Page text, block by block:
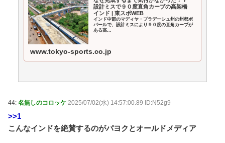
結婚 / 5chまとめMAP(総合) NEW! (8/8 04:15)
佐藤二朗、妻とのハグを報告「文〇砲より遥かに威力
は弱いが、僕のノロケ砲をお見舞いする」 / 5chまとめ
MAP(総合) NEW! (8/8 03:43)
【悲報】親「うちの子にはゲームは買い与えません。
本だけで十分」→結果 / おまとめアンテナ
ターーーーーー！ / おまとめアンテナ
(8/7 22:39)
テナ (8/7 20:12)
設計ミスで９０度直角カーブの高架橋
インド | 東スポWEB
インド中部のマディヤ・プラデーシュ州の州都ボ
パールで、設計ミスにより９０度の直角カーブが
ある高...
www.tokyo-sports.co.jp
44: 名無しのコロッケ 2025/07/02(水) 14:57:00.89 ID:N52g9
>>1
こんなインドを絶賛するのがパヨクとオールドメディア